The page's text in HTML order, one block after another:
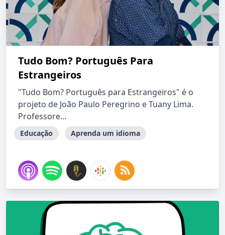
Tudo Bom? Português Para
Estrangeiros
"Tudo Bom? Português para Estrangeiros" é o
projeto de João Paulo Peregrino e Tuany Lima.
Professore...
Educação Aprenda um idioma